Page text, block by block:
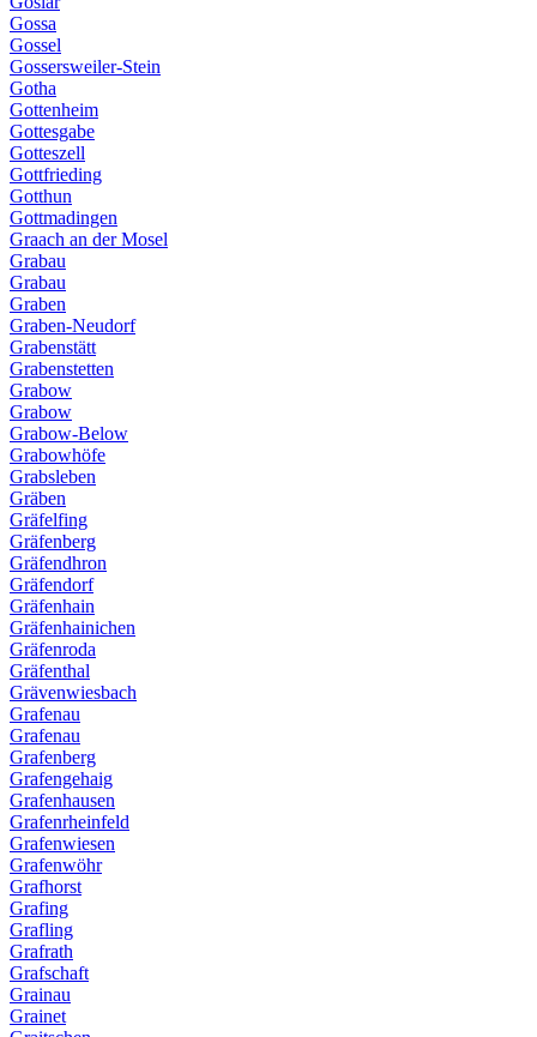
Gossa
Gossel
Gossersweiler-Stein
Gotha
Gottenheim
Gottesgabe
Gotteszell
Gottfrieding
Gotthun
Gottmadingen
Graach an der Mosel
Grabau
Grabau
Graben
Graben-Neudorf
Grabenstätt
Grabenstetten
Grabow
Grabow
Grabow-Below
Grabowhöfe
Grabsleben
Gräben
Gräfelfing
Gräfenberg
Gräfendhron
Gräfendorf
Gräfenhain
Gräfenhainichen
Gräfenroda
Gräfenthal
Grävenwiesbach
Grafenau
Grafenau
Grafenberg
Grafengehaig
Grafenhausen
Grafenrheinfeld
Grafenwiesen
Grafenwöhr
Grafhorst
Grafing
Grafling
Grafrath
Grafschaft
Grainau
Grainet